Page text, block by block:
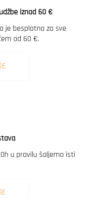
iznad 60 €
je besplatna za sve
od 60 €.
u pravilu šaljemo isti